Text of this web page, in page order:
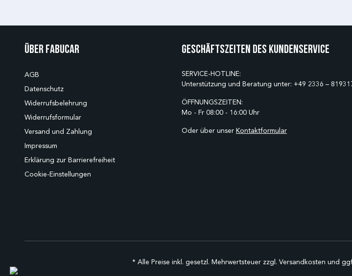
Über Fabucar
AGB
Datenschutz
Widerrufsbelehrung
Widerrufsformular
Versand und Zahlung
Impressum
Erklärung zur Barrierefreiheit
Cookie-Einstellungen
Geschäftszeiten des Kundenservice
SERVICE-HOTLINE:
Unterstützung und Beratung unter: +49 2336 –
ÖFFNUNGSZEITEN:
Mo - Fr 08:00 - 16:00 Uhr
Oder über unser Kontaktformular
* Alle Preise inkl. gesetzl. Mehrwertsteuer zzgl. Versandkosten und